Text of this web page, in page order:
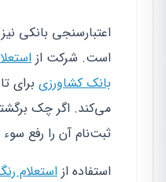
اعتبارسنجی بانکی
است. شرکت از
بانک کشاورزی برای
می‌کند. اگر چک
ثبت‌نام آن را رفع سوء
استفاده از استعلام